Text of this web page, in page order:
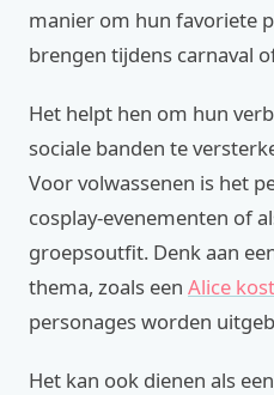
manier om hun favoriete
brengen tijdens carnaval
Het helpt hen om hun
sociale banden te
Voor volwassenen is het
cosplay-evenementen of
groepsoutfit. Denk aan
thema, zoals een Alice
personages worden
Het kan ook dienen als